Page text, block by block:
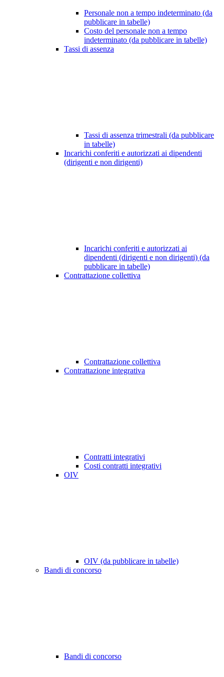
Personale non a tempo indeterminato (da
pubblicare in tabelle)
Costo del personale non a tempo
indeterminato (da pubblicare in tabelle)
Tassi di assenza
Tassi di assenza trimestrali (da pubblicare
in tabelle)
Incarichi conferiti e autorizzati ai dipendenti
(dirigenti e non dirigenti)
Incarichi conferiti e autorizzati ai
dipendenti (dirigenti e non dirigenti) (da
pubblicare in tabelle)
Contrattazione collettiva
Contrattazione collettiva
Contrattazione integrativa
Contratti integrativi
Costi contratti integrativi
OIV
OIV (da pubblicare in tabelle)
Bandi di concorso
Bandi di concorso